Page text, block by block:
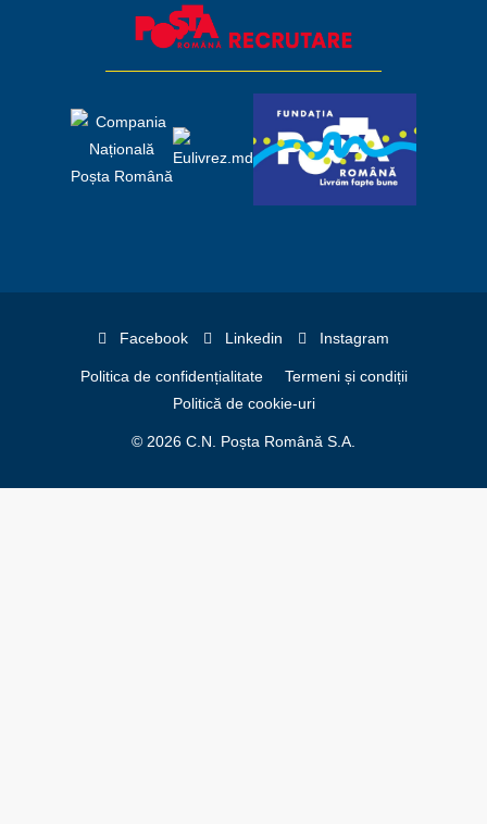
Facebook Linkedin Instagram
Politica de confidențialitate
Termeni și condiții
Politică de cookie-uri
© 2026 C.N. Poșta Română S.A.